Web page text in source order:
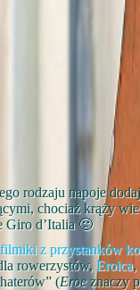
rodzaju napoje
chociaż krąży
Giro d’Italia 🙁
z przystanków
rowerzystów, Eroica,
(Eroeznaczy